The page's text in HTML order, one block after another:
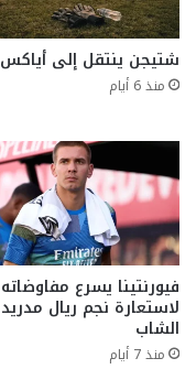
شتيجن ينتقل إلى أياكس
منذ 6 أيام
فيورنتينا يسرع مفاوضاته
لاستعارة نجم ريال مدريد
الشاب
منذ 7 أيام